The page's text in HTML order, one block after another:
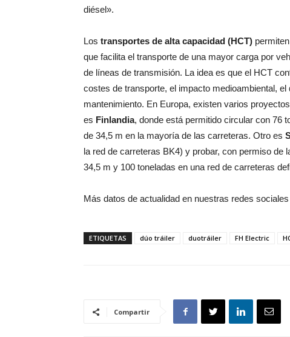
diésel».
Los transportes de alta capacidad (HCT)
que facilita el transporte de una mayor carga por
de líneas de transmisión. La idea es que el HCT
costes de transporte, el impacto medioambiental,
mantenimiento. En Europa, existen varios
es Finlandia, donde está permitido circular con 76
de 34,5 m en la mayoría de las carreteras. Otro es
la red de carreteras BK4) y probar, con permiso
34,5 m y 100 toneladas en una red de carreteras
Más datos de actualidad en nuestras redes sociales
ETIQUETAS dúo tráiler duotráiler FH Electric
Compartir